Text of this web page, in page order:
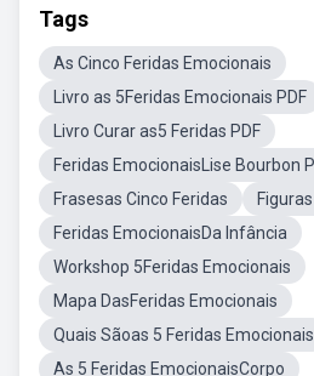
Tags
As Cinco Feridas Emocionais
Livro as 5Feridas Emocionais PDF
Livro Curar as5 Feridas PDF
Feridas EmocionaisLise Bourbon
Frasesas Cinco Feridas
Feridas EmocionaisDa Infância
Workshop 5Feridas Emocionais
Mapa DasFeridas Emocionais
Quais Sãoas 5 Feridas Emocionais
As 5 Feridas EmocionaisCorpo